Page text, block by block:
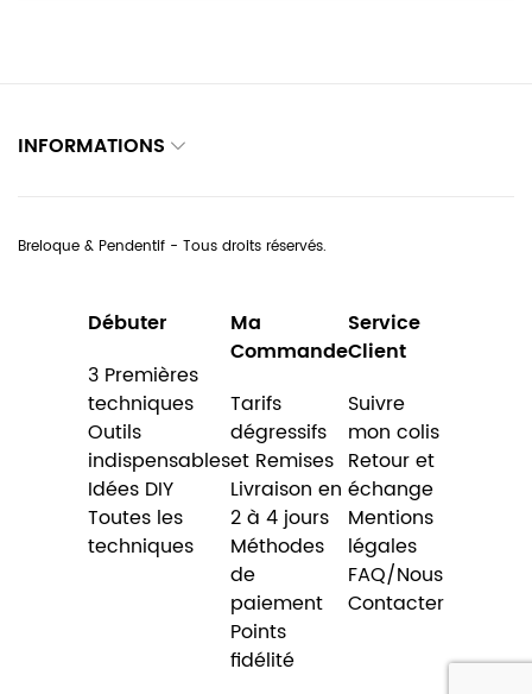
INFORMATIONS
Breloque & Pendentif - Tous droits réservés.
Débuter
3 Premières
techniques
Outils
indispensables
Idées DIY
Toutes les
techniques
Ma
Commande
Tarifs
dégressifs
et Remises
Livraison en
2 à 4 jours
Méthodes
de
paiement
Points
fidélité
Service
Client
Suivre
mon colis
Retour et
échange
Mentions
légales
FAQ/Nous
Contacter